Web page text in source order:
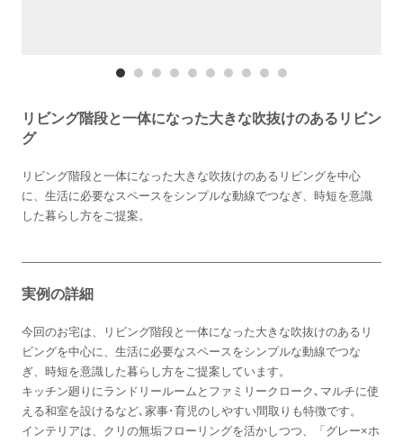
リビング階段と一体になった大きな吹抜けのあるリビン
グ
リビング階段と一体になった大きな吹抜けのあるリビングを中心
に、生活に必要なスペースをシンプルな動線でつなぎ、時短を意識
した暮らし方をご提案。
実例の詳細
今回のお宅は、リビング階段と一体になった大きな吹抜けのあるリ
ビングを中心に、生活に必要なスペースをシンプルな動線でつな
ぎ、時短を意識した暮らし方をご提案しています。
キッチン廻りにランドリールームとファミリークローク､マルチに使
える和室を設けるなど､家事･育児のしやすい間取りも特徴です。
インテリアは、クリの無垢フローリングを活かしつつ、「グレー×ホ